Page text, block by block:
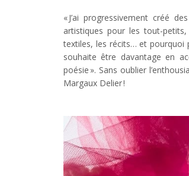
« J’ai progressivement créé
artistiques pour les tout-
textiles, les récits… et pourquoi
souhaite être davantage en
poésie ». Sans oublier
Margaux Delier !